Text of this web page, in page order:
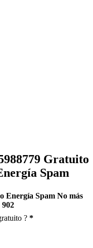
Gratuito
Spam
Energía Spam No más
902
? *